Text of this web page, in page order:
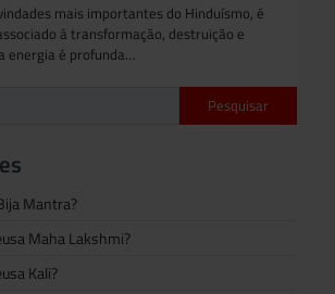
mais importantes do Hinduísmo, é
à transformação, destruição e
energia é profunda…
Pesquisar
Mantra?
Maha Lakshmi?
Kali?